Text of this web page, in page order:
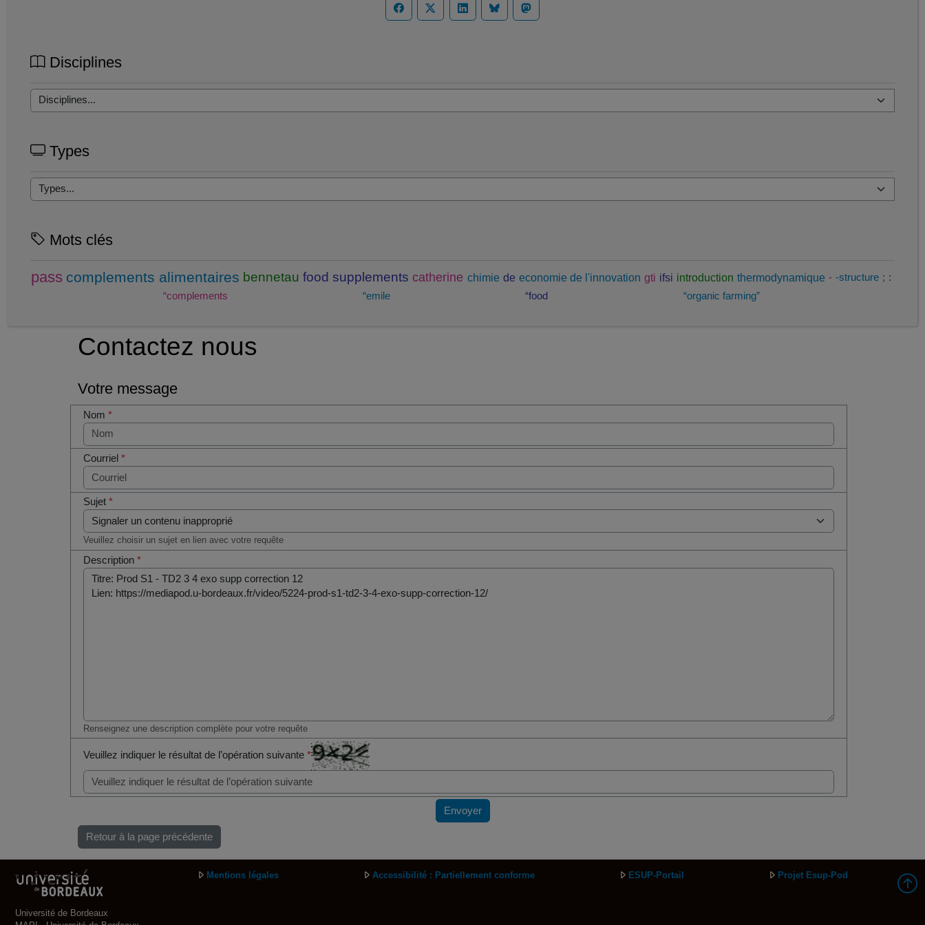
Disciplines
Types
Mots clés
pass complements alimentaires bennetau food supplements catherine chimie de economie de l'innovation gti ifsi introduction thermodynamique - -structure ; :
“complements
“emile “food “organic farming”
Contactez nous
Votre message
Nom*
Courriel*
Sujet*
Veuillez choisir un sujet en lien avec votre requête
Description*
Renseignez une description complète pour votre requête
Veuillez indiquer le résultat de l’opération suivante*
Envoyer
Retour à la page précédente
Université de Bordeaux
Mentions légales Accessibilité : Partiellement conforme ESUP-Portail Projet Esup-Pod